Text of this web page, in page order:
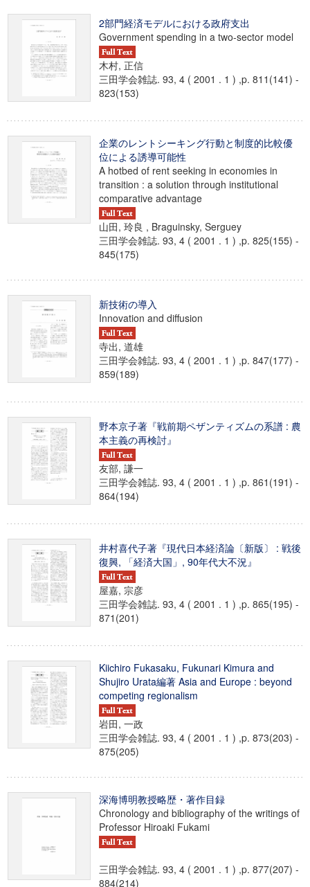
2部門経済モデルにおける政府支出
Government spending in a two-sector model
木村, 正信
三田学会雑誌. 93, 4 ( 2001 . 1 ) ,p. 811(141) -
823(153)
企業のレントシーキング行動と制度的比較優
位による誘導可能性
A hotbed of rent seeking in economies in
transition : a solution through institutional
comparative advantage
山田, 玲良 , Braguinsky, Serguey
三田学会雑誌. 93, 4 ( 2001 . 1 ) ,p. 825(155) -
845(175)
新技術の導入
Innovation and diffusion
寺出, 道雄
三田学会雑誌. 93, 4 ( 2001 . 1 ) ,p. 847(177) -
859(189)
野本京子著『戦前期ペザンティズムの系譜 : 農
本主義の再検討』
友部, 謙一
三田学会雑誌. 93, 4 ( 2001 . 1 ) ,p. 861(191) -
864(194)
井村喜代子著『現代日本経済論〔新版〕 : 戦後
復興, 「経済大国」, 90年代大不況』
屋嘉, 宗彦
三田学会雑誌. 93, 4 ( 2001 . 1 ) ,p. 865(195) -
871(201)
Kiichiro Fukasaku, Fukunari Kimura and
Shujiro Urata編著 Asia and Europe : beyond
competing regionalism
岩田, 一政
三田学会雑誌. 93, 4 ( 2001 . 1 ) ,p. 873(203) -
875(205)
深海博明教授略歴・著作目録
Chronology and bibliography of the writings of
Professor Hiroaki Fukami
三田学会雑誌. 93, 4 ( 2001 . 1 ) ,p. 877(207) -
884(214)